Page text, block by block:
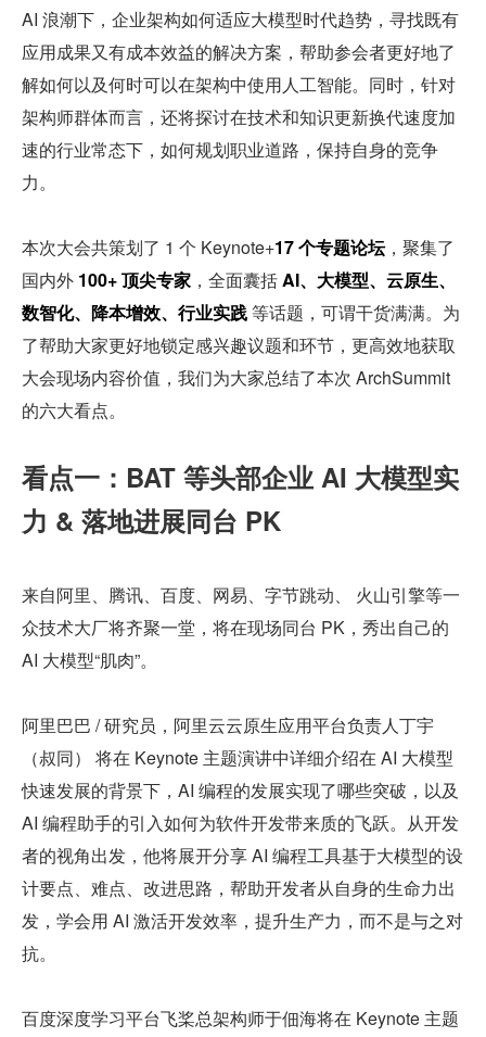
AI 浪潮下，企业架构如何适应大模型时代趋势，寻找既有
应用成果又有成本效益的解决方案，帮助参会者更好地了
解如何以及何时可以在架构中使用人工智能。同时，针对
架构师群体而言，还将探讨在技术和知识更新换代速度加
速的行业常态下，如何规划职业道路，保持自身的竞争
力。
本次大会共策划了 1 个 Keynote+17 个专题论坛，聚集了
国内外 100+ 顶尖专家 ，全面囊括 AI、大模型、云原生、
数智化、降本增效、行业实践 等话题，可谓干货满满。为
了帮助大家更好地锁定感兴趣议题和环节，更高效地获取
大会现场内容价值，我们为大家总结了本次 ArchSummit
的六大看点。
看点一：BAT 等头部企业 AI 大模型实
力 & 落地进展同台 PK
来自阿里、腾讯、百度、网易、字节跳动、 火山引擎等一
众技术大厂将齐聚一堂，将在现场同台 PK，秀出自己的
AI 大模型“肌肉”。
阿里巴巴 / 研究员，阿里云云原生应用平台负责人丁宇
（叔同） 将在 Keynote 主题演讲中详细介绍在 AI 大模型
快速发展的背景下，AI 编程的发展实现了哪些突破，以及
AI 编程助手的引入如何为软件开发带来质的飞跃。从开发
者的视角出发，他将展开分享 AI 编程工具基于大模型的设
计要点、难点、改进思路，帮助开发者从自身的生命力出
发，学会用 AI 激活开发效率，提升生产力，而不是与之对
抗。
百度深度学习平台飞桨总架构师于佃海将在 Keynote 主题